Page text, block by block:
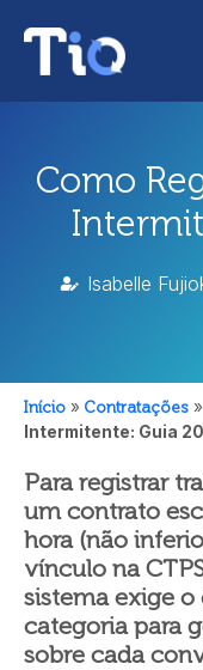
Como
Isabelle
Início » Contratações »
Intermitente: Guia
Para registrar
um contrato
hora (não
vínculo na
sistema exige
categoria para
sobre cada